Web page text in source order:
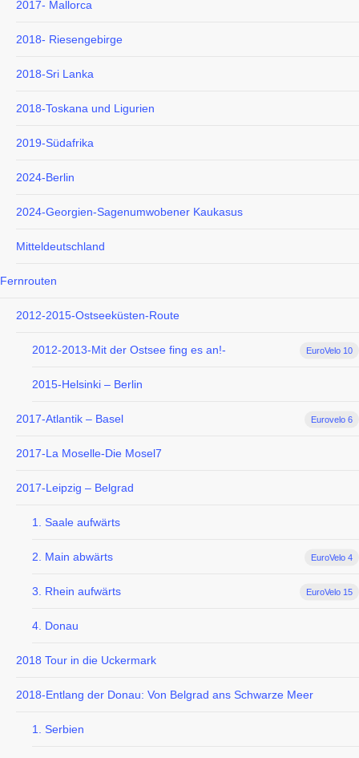
2017- Mallorca
2018- Riesengebirge
2018-Sri Lanka
2018-Toskana und Ligurien
2019-Südafrika
2024-Berlin
2024-Georgien-Sagenumwobener Kaukasus
Mitteldeutschland
Fernrouten
2012-2015-Ostseeküsten-Route
EuroVelo 10
2012-2013-Mit der Ostsee fing es an!-
2015-Helsinki – Berlin
2017-Atlantik – Basel Eurovelo 6
2017-La Moselle-Die Mosel7
2017-Leipzig – Belgrad
1. Saale aufwärts
2. Main abwärts EuroVelo 4
3. Rhein aufwärts EuroVelo 15
4. Donau
2018 Tour in die Uckermark
2018-Entlang der Donau: Von Belgrad ans Schwarze Meer
1. Serbien